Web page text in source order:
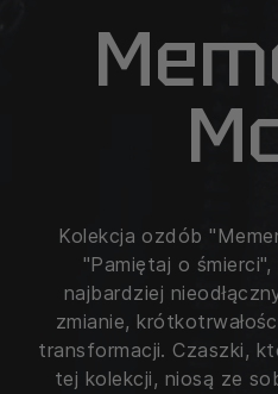
Kolekcja ozdób
"Pamiętaj o
najbardziej
zmianie,
transformacji. Czaszki,
tej kolekcji, niosą ze